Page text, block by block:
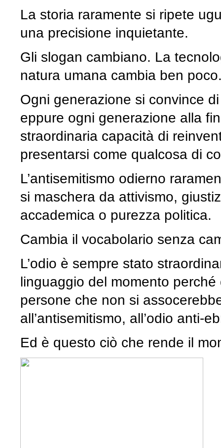
La storia raramente si ripete
una precisione inquietante.
Gli slogan cambiano. La
natura umana cambia ben
Ogni generazione si convince
eppure ogni generazione alla
straordinaria capacità di
presentarsi come qualcosa di
L’antisemitismo odierno
si maschera da attivismo,
accademica o purezza politica.
Cambia il vocabolario senza
L’odio è sempre stato
linguaggio del momento
persone che non si
all’antisemitismo, all’odio anti-
Ed è questo ciò che rende il